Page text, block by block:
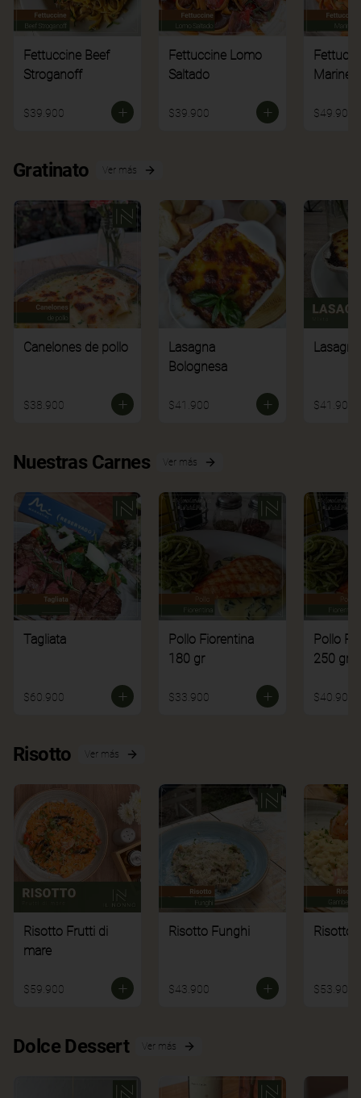
Fettuccine Beef
Stroganoff
$39.900
Fettuccine Lomo
Saltado
$39.900
Marinera
$49.900
Gratinato Ver más
Canelones de pollo
$38.900
Lasagna
Bolognesa
$41.900 $41.900
Nuestras Carnes Ver más
Tagliata
$60.900
Pollo Fiorentina
180 gr
$33.900
Pollo
250 gr
$40.900
Risotto Ver más
Risotto Frutti di
mare
$59.900
Risotto Funghi
$43.900
Risotto
$53.900
Dolce Dessert Ver más